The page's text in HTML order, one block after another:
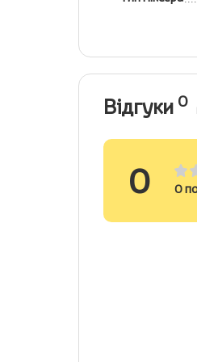
Відгуки 0
0 0